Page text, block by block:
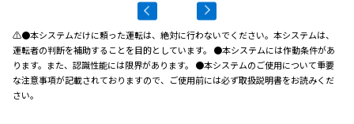
⚠●本システムだけに頼った運転は、絶対に行わないでください。本システムは、
運転者の判断を補助することを目的としています。 ●本システムには作動条件があ
ります。また、認識性能には限界があります。 ●本システムのご使用について重要
な注意事項が記載されておりますので、ご使用前には必ず取扱説明書をお読みくだ
さい。